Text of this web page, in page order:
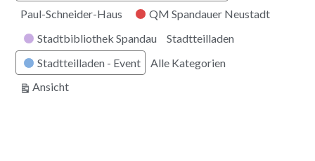
Paul-Schneider-Haus
QM Spandauer Neustadt
Stadtbibliothek Spandau
Stadtteilladen
Stadtteilladen - Event
Alle Kategorien
Ansichtausdrucken